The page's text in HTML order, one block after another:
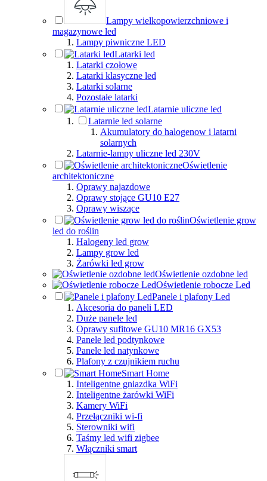
Lampy wielkopowierzchniowe i
magazynowe led
Lampy piwniczne LED
Latarki led
Latarki czołowe
Latarki klasyczne led
Latarki solarne
Pozostałe latarki
Latarnie uliczne led
Latarnie led solarne
Akumulatory do halogenow i latarni
solarnych
Latarnie-lampy uliczne led 230V
Oświetlenie
architektoniczne
Oprawy najazdowe
Oprawy stojące GU10 E27
Oprawy wiszące
Oświetlenie grow
led do roślin
Halogeny led grow
Lampy grow led
Żarówki led grow
Oświetlenie ozdobne led
Oświetlenie robocze Led
Panele i plafony Led
Akcesoria do paneli LED
Duże panele led
Oprawy sufitowe GU10 MR16 GX53
Panele led podtynkowe
Panele led natynkowe
Plafony z czujnikiem ruchu
Smart Home
Inteligentne gniazdka WiFi
Inteligentne żarówki WiFi
Kamery WiFi
Przełączniki wi-fi
Sterowniki wifi
Taśmy led wifi zigbee
Włączniki smart